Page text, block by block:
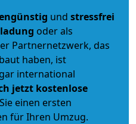
und stressfrei
oder als
Partnernetzwerk, das
haben, ist
international
jetzt kostenlose
einen ersten
für Ihren Umzug.